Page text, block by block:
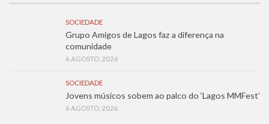
SOCIEDADE
Grupo Amigos de Lagos faz a diferença na
comunidade
6 AGOSTO, 2026
SOCIEDADE
Jovens músicos sobem ao palco do ‘Lagos MMFest’
6 AGOSTO, 2026